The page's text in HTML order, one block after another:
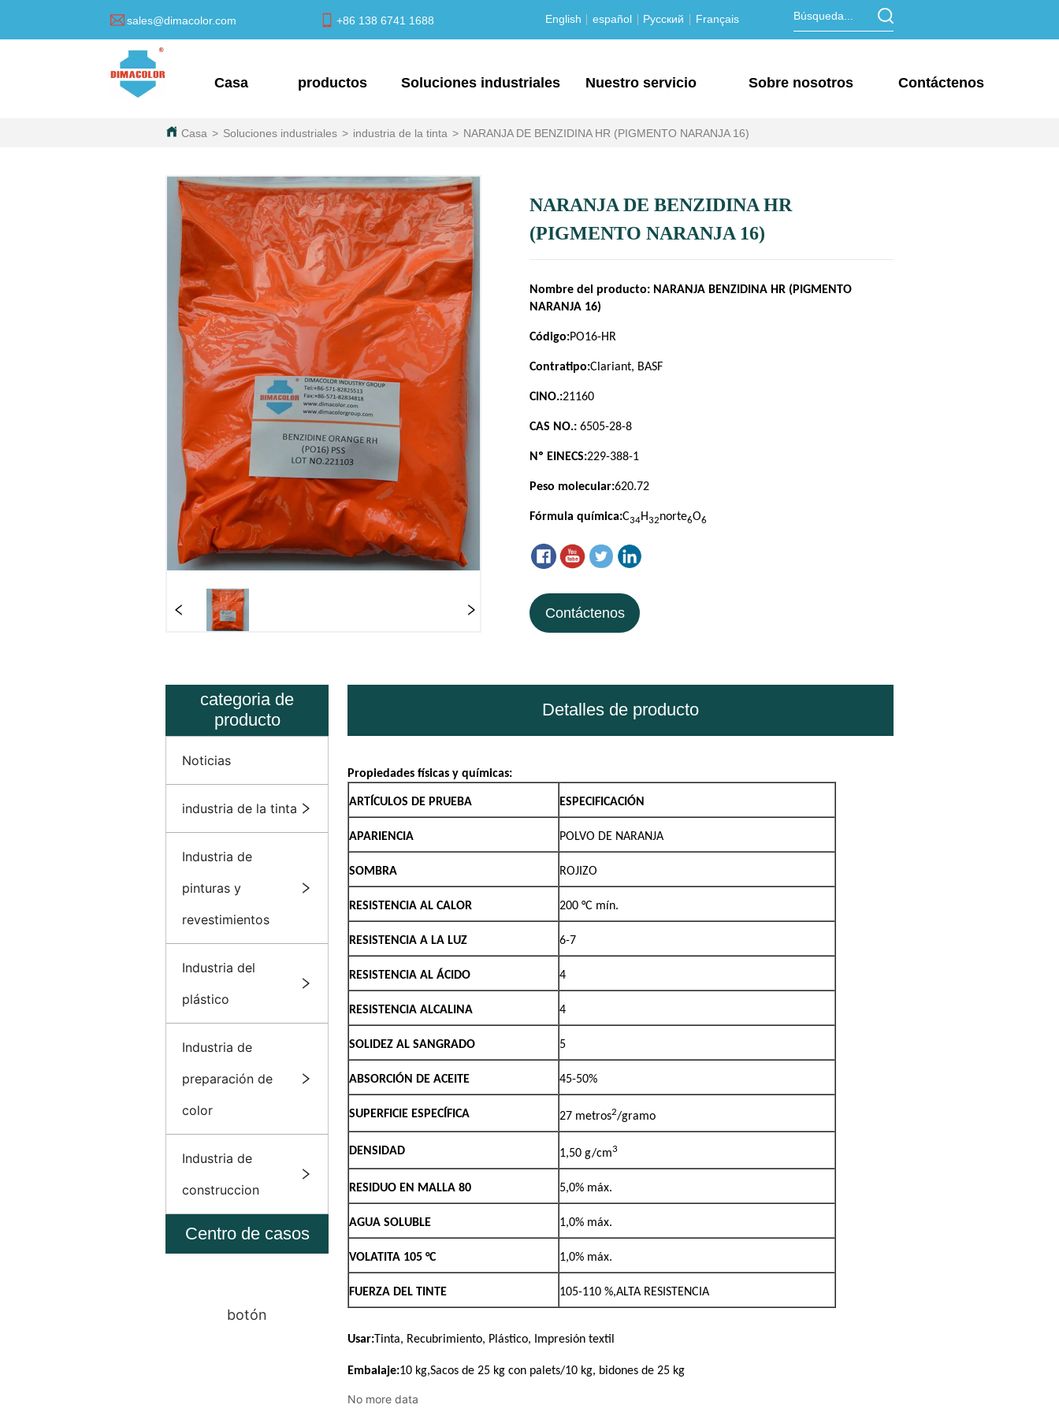
sales@dimacolor.com +86 138 6741 1688 English español Русский Français
Casa productos Soluciones industriales Nuestro servicio Sobre nosotros Contáctenos
Casa > Soluciones industriales > industria de la tinta > NARANJA DE BENZIDINA HR (PIGMENTO NARANJA 16)
NARANJA DE BENZIDINA HR
(PIGMENTO NARANJA 16)
Contáctenos
categoria de
producto
Noticias
industria de la tinta
Industria de
pinturas y
revestimientos
Industria del
plástico
Industria de
preparación de
color
Industria de
construccion
Centro de casos
botón
Detalles de producto
No more data